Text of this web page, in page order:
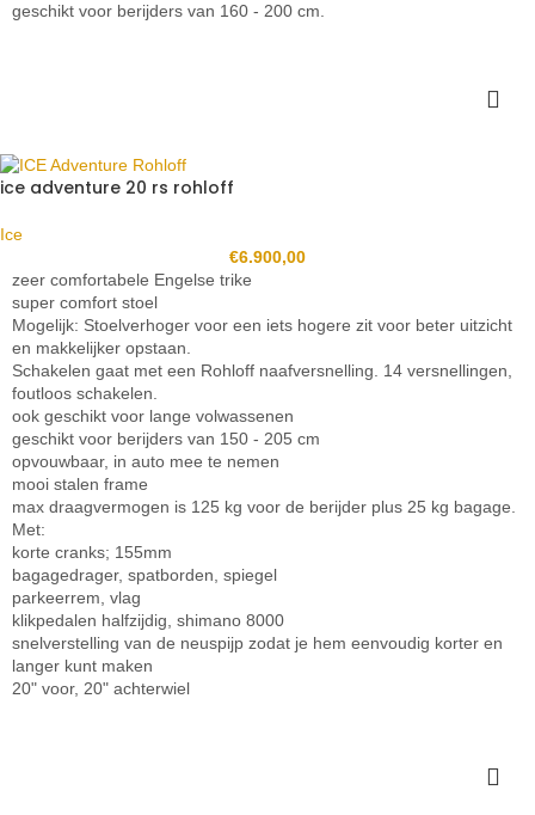
geschikt voor berijders van 160 - 200 cm.
ice adventure 20 rs rohloff
Ice
€6.900,00
zeer comfortabele Engelse trike
super comfort stoel
Mogelijk: Stoelverhoger voor een iets hogere zit voor beter uitzicht
en makkelijker opstaan.
Schakelen gaat met een Rohloff naafversnelling. 14 versnellingen,
foutloos schakelen.
ook geschikt voor lange volwassenen
geschikt voor berijders van 150 - 205 cm
opvouwbaar, in auto mee te nemen
mooi stalen frame
max draagvermogen is 125 kg voor de berijder plus 25 kg bagage.
Met:
korte cranks; 155mm
bagagedrager, spatborden, spiegel
parkeerrem, vlag
klikpedalen halfzijdig, shimano 8000
snelverstelling van de neuspijp zodat je hem eenvoudig korter en
langer kunt maken
20" voor, 20" achterwiel